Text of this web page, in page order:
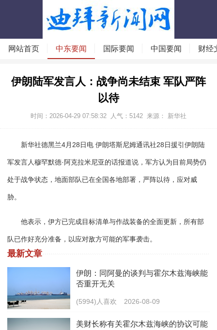
网站首页 中东要闻 国际要闻 中国要闻 财经
伊朗陆军发言人：战争尚未结束 军队严阵
以待
时间：2026-04-29 07:58:32 人气： 5142 来源： 新华社
新华社德黑兰4月28日电 伊朗塔斯尼姆通讯社28日援引伊朗陆
军发言人穆罕默德·阿克拉米尼亚的话报道说，军方认为目前局势仍
处于战争状态，地面部队已在全国各地部署，严阵以待，应对威
胁。
他表示，伊方已完成目标清单与作战装备的全面更新，所有部
队已作好充分准备，以应对敌方可能的军事袭击。
最新文章
伊朗：同阿曼的谈判与霍尔木兹海峡能
否重开无关
(5994)人喜欢 2026-08-09
美财长称有关霍尔木兹海峡的协议可能